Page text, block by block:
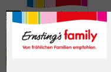
Menü